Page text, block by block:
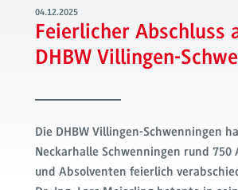
04.12.2025
Feierlicher Abschluss
DHBW Villingen-
Die DHBW Villingen-Schwenningen
Neckarhalle Schwenningen rund 750
und Absolventen feierlich